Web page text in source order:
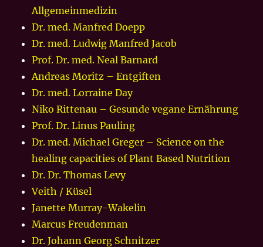
Allgemeinmedizin
Dr. med. Manfred Doepp
Dr. med. Ludwig Manfred Jacob
Prof. Dr. med. Neal Barnard
Andreas Moritz – Entgiften
Dr. med. Lorraine Day
Niko Rittenau – Gesunde vegane Ernährung
Prof. Dr. Linus Pauling
Dr. med. Michael Greger – Science on the
healing capacities of Plant Based Nutrition
Dr. Dr. Thomas Levy
Veith / Küsel
Janette Murray-Wakelin
Marcus Freudenman
Dr. Johann Georg Schnitzer